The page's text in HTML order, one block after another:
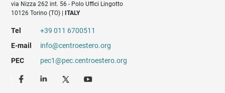
via Nizza 262 int. 56 - Polo Uffici Lingotto
10126 Torino (TO) |
ITALY
Tel
+39 011 6700511
E-mail
info@centroestero.org
PEC
pec1@pec.centroestero.org